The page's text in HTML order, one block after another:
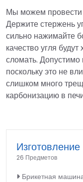
Мы можем провести
Держите стержень
сильно нажимайте
качество угля
сломать.
поскольку это не
слишком много
карбонизацию в
26 Предметов
Брикетная